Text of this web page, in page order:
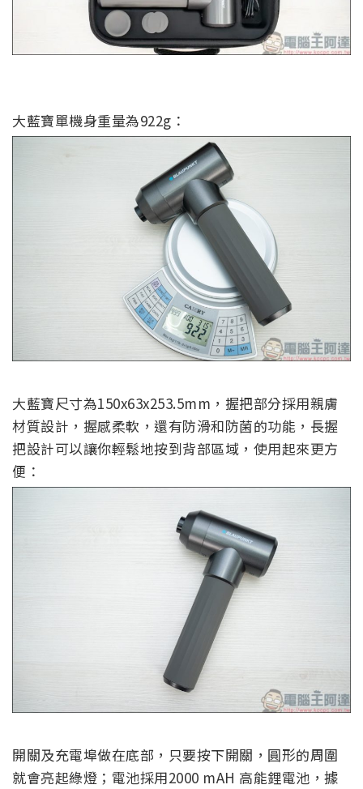
大藍寶單機身重量為922g：
大藍寶尺寸為150x63x253.5mm，握把部分採用親膚
材質設計，握感柔軟，還有防滑和防菌的功能，長握
把設計可以讓你輕鬆地按到背部區域，使用起來更方
便：
開關及充電埠做在底部，只要按下開關，圓形的周圍
就會亮起綠燈；電池採用2000 mAH 高能鋰電池，據